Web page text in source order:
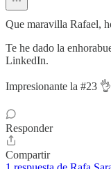
Que maravilla Rafael,
Te he dado la
LinkedIn.
Impresionante la #23 👌
Responder
Compartir